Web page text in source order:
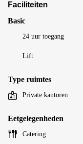
Faciliteiten
Basic
24 uur toegang
Lift
Type ruimtes
Private kantoren
Eetgelegenheden
Catering